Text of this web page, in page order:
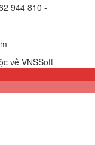
944 810 -
về VNSSoft